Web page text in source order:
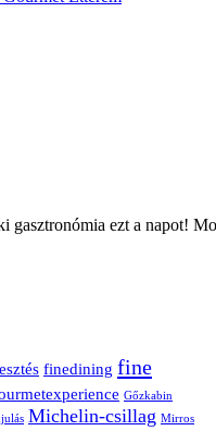
gasztronómia ezt a napot!
finedining fine
Gőzkabin
Michelin-csillag Mirros